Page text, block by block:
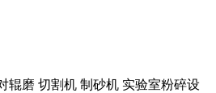
辊磨 切割机 制砂机 实验室粉碎设